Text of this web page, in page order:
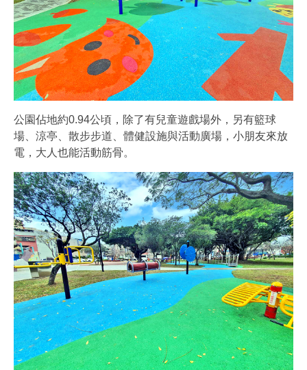
公園佔地約0.94公頃，除了有兒童遊戲場外，另有籃球
場、涼亭、散步步道、體健設施與活動廣場，小朋友來放
電，大人也能活動筋骨。